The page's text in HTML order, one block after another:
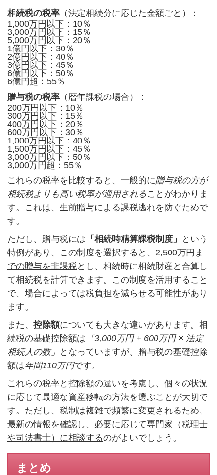
相続税の税率（法定相続分に応じた金額ごと）：
1,000万円以下：10％
3,000万円以下：15％
5,000万円以下：20％
1億円以下：30％
2億円以下：40％
3億円以下：45％
6億円以下：50％
6億円超：55％
贈与税の税率（暦年課税の場合）：
200万円以下：10％
300万円以下：15％
400万円以下：20％
600万円以下：30％
1,000万円以下：40％
1,500万円以下：45％
3,000万円以下：50％
3,000万円超：55％
これらの税率を比較すると、一般的に贈与税の方が
相続税よりも高い税率が適用されることがわかりま
す。これは、生前贈与による課税逃れを防ぐためで
す。
ただし、贈与税には 「相続時精算課税制度」
という
特例があり、この制度を選択すると、 2,500万円ま
での贈与を非課税とし、相続時に相続財産と合算し
て相続税を計算できます。この制度を活用すること
で、場合によっては税負担を減らせる可能性があり
ます。
また、 控除額についても大きな違いがあります。相
続税の基礎控除額は 「3,000万円 + 600万円 × 法定
相続人の数」 となっていますが、贈与税の基礎控除
額は年間110万円です。
これらの税率と控除額の違いを考慮し、個々の状況
に応じて最適な資産移転の方法を選ぶことが大切で
す。ただし、税制は複雑で頻繁に変更されるため、
最新の情報を確認し、必要に応じて専門家（税理士
や司法書士）に相談するのがよいでしょう。
まとめ